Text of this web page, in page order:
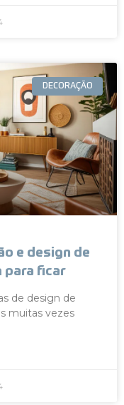
DECORAÇÃO
e design de
para ficar
de design de
muitas vezes